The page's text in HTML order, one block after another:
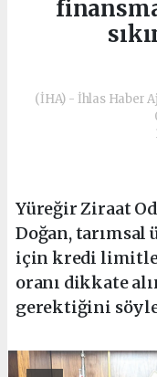
(İHA) - İhlas Haber
Yüreğir Ziraat
Doğan,
için kredi
oranı dikkate
gerektiğini